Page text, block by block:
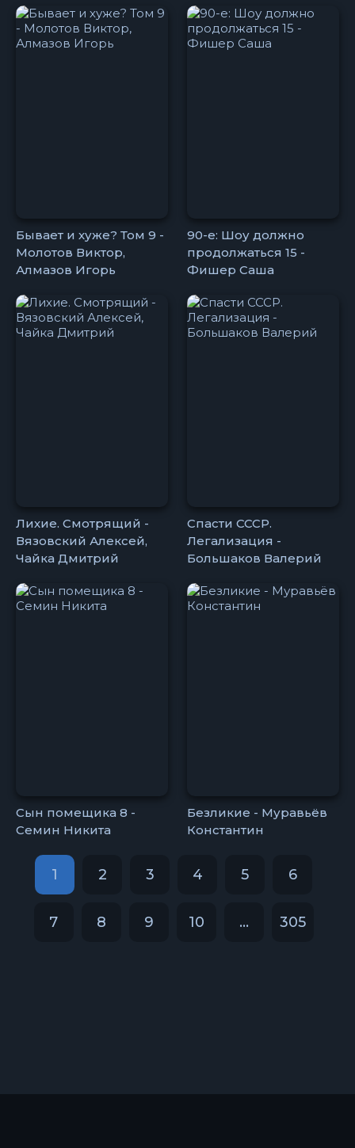
Бывает и хуже? Том 9 -
Молотов Виктор,
Алмазов Игорь
90-е: Шоу должно
продолжаться 15 -
Фишер Саша
Лихие. Смотрящий -
Вязовский Алексей,
Чайка Дмитрий
Спасти СССР.
Легализация -
Большаков Валерий
Сын помещика 8 -
Семин Никита
Безликие - Муравьёв
Константин
1 2 3 4 5 6
7 8 9 10 ... 305